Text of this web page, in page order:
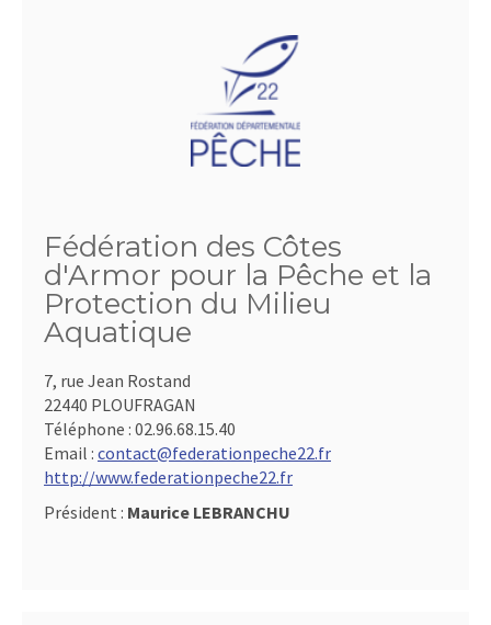
Fédération des Côtes
d'Armor pour la Pêche et la
Protection du Milieu
Aquatique
7, rue Jean Rostand
22440 PLOUFRAGAN
Téléphone : 02.96.68.15.40
Email : contact@federationpeche22.fr
http://www.federationpeche22.fr
Président : Maurice LEBRANCHU